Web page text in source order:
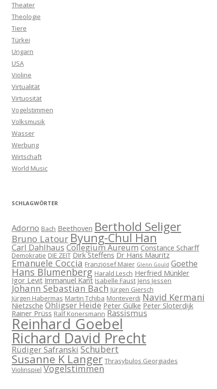
Theater
Theologie
Tiere
Türkei
Ungarn
USA
Violine
Virtualität
Virtuosität
Vogelstimmen
Volksmusik
Wasser
Werbung
Wirtschaft
World Music
SCHLAGWÖRTER
Adorno Bach Beethoven Berthold Seliger
Bruno Latour Byung-Chul Han
Carl Dahlhaus Collegium Aureum Constance Scharff
Demokratie DIE ZEIT Dirk Steffens Dr Hans Mauritz
Emanuele Coccia Franzjosef Maier Glenn Gould Goethe
Hans Blumenberg Harald Lesch Herfried Münkler
Igor Levit Immanuel Kant Isabelle Faust Jens Jessen
Johann Sebastian Bach Jürgen Giersch
Jürgen Habermas Martin Tchiba Monteverdi Navid Kermani
Nietzsche Ohligser Heide Peter Gülke Peter Sloterdijk
Rainer Prüss Ralf Konersmann Rassismus
Reinhard Goebel
Richard David Precht
Rüdiger Safranski Schubert
Susanne K Langer Thrasybulos Georgiades
Violinspiel Vogelstimmen